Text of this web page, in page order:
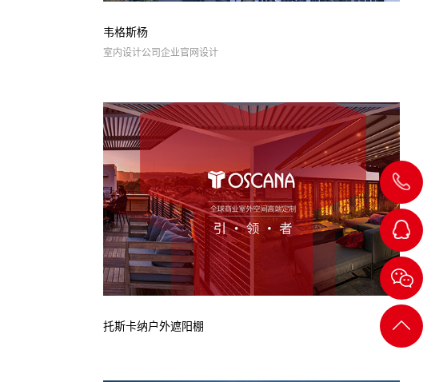
139-
24205754
杨小
返回
韦格斯杨
室内设计公司企业官网设计
托斯卡纳户外遮阳棚